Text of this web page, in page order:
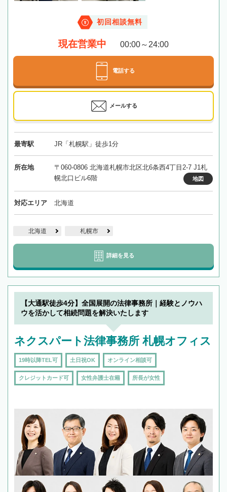
初回相談無料
現在営業中 00:00～24:00
電話する
メールする
最寄駅 JR「札幌駅」徒歩1分
所在地
〒060-0806 北海道札幌市北区北6条西4丁目2-7 J1札
幌北口ビル6階
地図
対応エリア 北海道
北海道 札幌市
詳細を見る
【大通駅徒歩4分】全国展開の法律事務所｜経験とノウハ
ウを活かして相続問題を解決いたします
ネクスパート法律事務所 札幌オフィス
19時以降TEL可 土日祝OK オンライン相談可
クレジットカード可 女性弁護士在籍 所長が女性